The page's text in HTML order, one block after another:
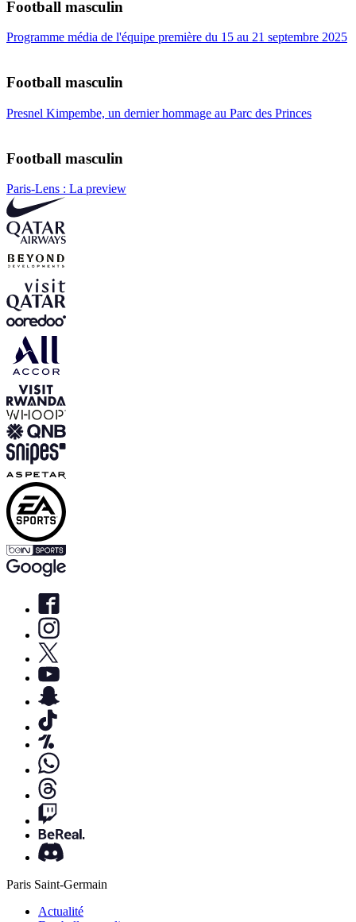
Football masculin
Programme média de l'équipe première du 15 au 21 septembre 2025
Football masculin
Presnel Kimpembe, un dernier hommage au Parc des Princes
Football masculin
Paris-Lens : La preview
Paris Saint-Germain
Actualité